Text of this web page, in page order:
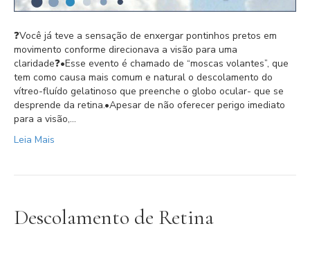
❓Você já teve a sensação de enxergar pontinhos pretos em
movimento conforme direcionava a visão para uma
claridade❓⁣⁣•Esse evento é chamado de “moscas volantes”, que
tem como causa mais comum e natural o descolamento do
vítreo-fluído gelatinoso que preenche o globo ocular- que se
desprende da retina.⁣⁣•Apesar de não oferecer perigo imediato
para a visão,…
Leia Mais
Descolamento de Retina